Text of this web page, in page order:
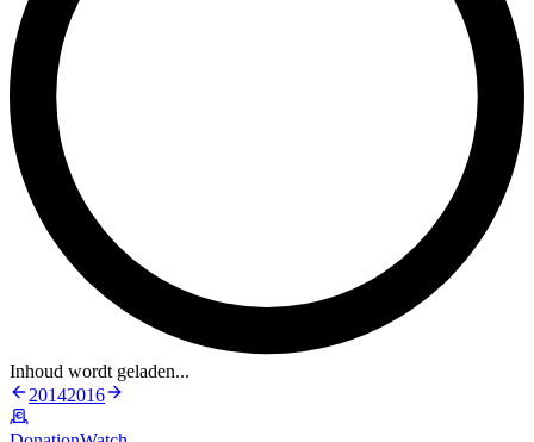
Inhoud wordt geladen...
20142016